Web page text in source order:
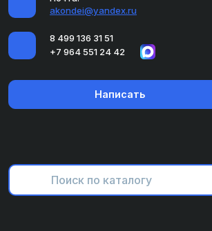
akondei@yandex.ru
8 499 136 31 51
+7 964 551 24 42
Написать